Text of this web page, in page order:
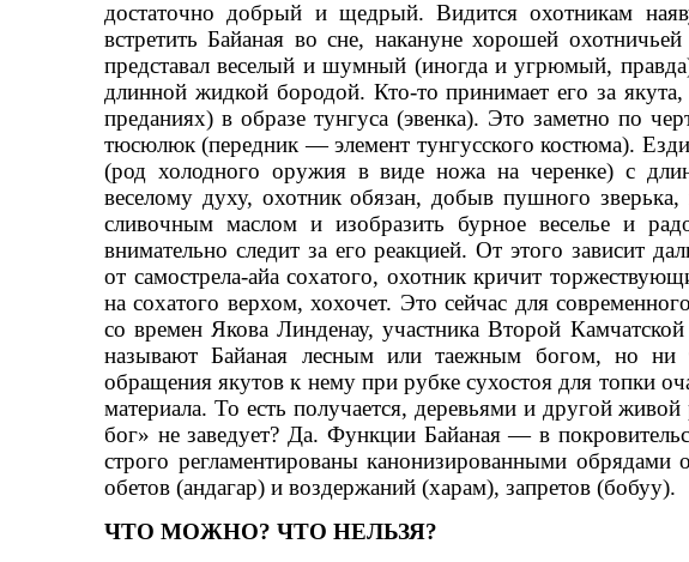
достаточно добрый и щедрый. Видится охотникам
встретить Байаная во сне, накануне хорошей
представал веселый и шумный (иногда и угрюмый,
длинной жидкой бородой. Кто-то принимает его за
преданиях) в образе тунгуса (эвенка). Это заметно по
тюсюлюк (передник — элемент тунгусского костюма).
(род холодного оружия в виде ножа на черенке) с
веселому духу, охотник обязан, добыв пушного
сливочным маслом и изобразить бурное веселье и
внимательно следит за его реакцией. От этого зависит
от самострела-айа сохатого, охотник кричит
на сохатого верхом, хохочет. Это сейчас для
со времен Якова Линденау, участника Второй
называют Байаная лесным или таежным богом, но ни
обращения якутов к нему при рубке сухостоя для топки
материала. То есть получается, деревьями и другой
бог» не заведует? Да. Функции Байаная — в
строго регламентированы канонизированными
обетов (андагар) и воздержаний (харам), запретов (бобуу).
ЧТО МОЖНО? ЧТО НЕЛЬЗЯ?